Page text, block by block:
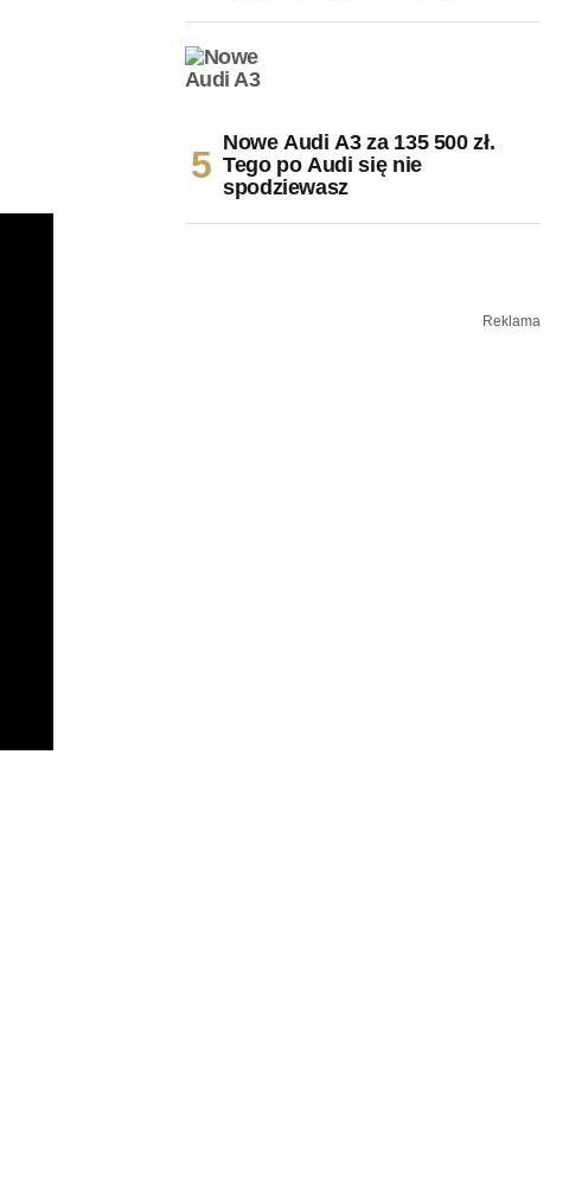
Nowe Audi A3 za 135 500 zł.
Tego po Audi się nie
spodziewasz
Reklama